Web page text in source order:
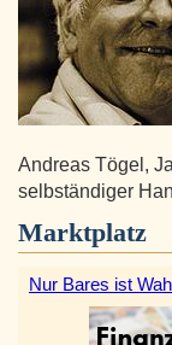
Andreas Tögel,
selbständiger
Marktplatz
Nur Bares ist